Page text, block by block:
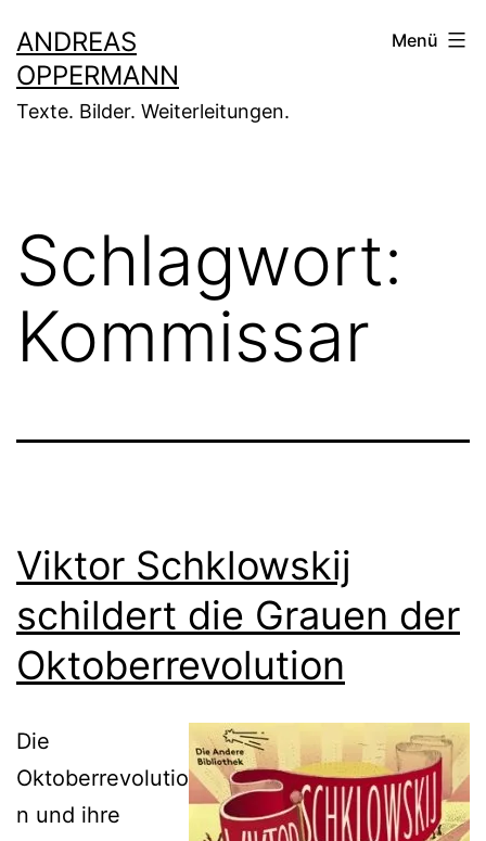
Inhalt
springen
ANDREAS
OPPERMANN
Texte. Bilder. Weiterleitungen.
Menü
Schlagwort:
Kommissar
Viktor Schklowskij
schildert die Grauen der
Oktoberrevolution
Die
Oktoberrevolutio
n und ihre